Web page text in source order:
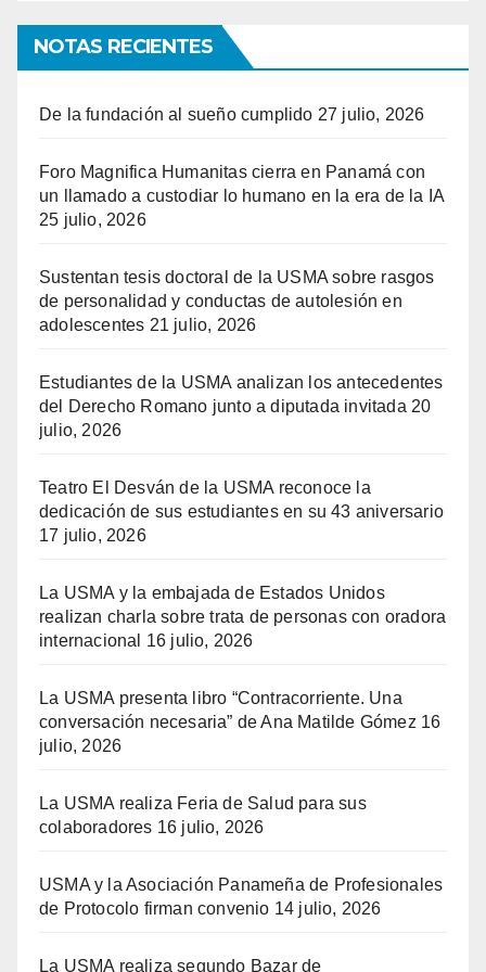
NOTAS RECIENTES
De la fundación al sueño cumplido 27 julio, 2026
Foro Magnifica Humanitas cierra en Panamá con
un llamado a custodiar lo humano en la era de la IA
25 julio, 2026
Sustentan tesis doctoral de la USMA sobre rasgos
de personalidad y conductas de autolesión en
adolescentes 21 julio, 2026
Estudiantes de la USMA analizan los antecedentes
del Derecho Romano junto a diputada invitada 20
julio, 2026
Teatro El Desván de la USMA reconoce la
dedicación de sus estudiantes en su 43 aniversario
17 julio, 2026
La USMA y la embajada de Estados Unidos
realizan charla sobre trata de personas con oradora
internacional
16 julio, 2026
La USMA presenta libro “Contracorriente. Una
conversación necesaria” de Ana Matilde Gómez 16
julio, 2026
La USMA realiza Feria de Salud para sus
colaboradores 16 julio, 2026
USMA y la Asociación Panameña de Profesionales
de Protocolo firman convenio 14 julio, 2026
La USMA realiza segundo Bazar de